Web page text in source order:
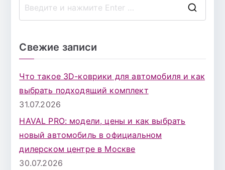
Свежие записи
Что такое 3D-коврики для автомобиля и как
выбрать подходящий комплект
31.07.2026
HAVAL PRO: модели, цены и как выбрать
новый автомобиль в официальном
дилерском центре в Москве
30.07.2026